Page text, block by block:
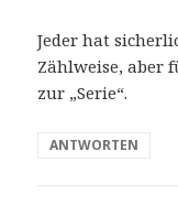
Jeder hat
Zählweise, aber
zur „Serie“.
ANTWORTEN